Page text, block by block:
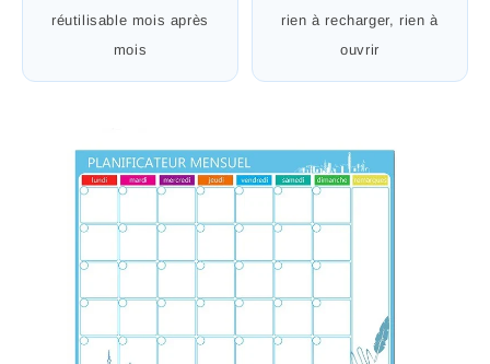
réutilisable mois après
mois
rien à recharger, rien à
ouvrir